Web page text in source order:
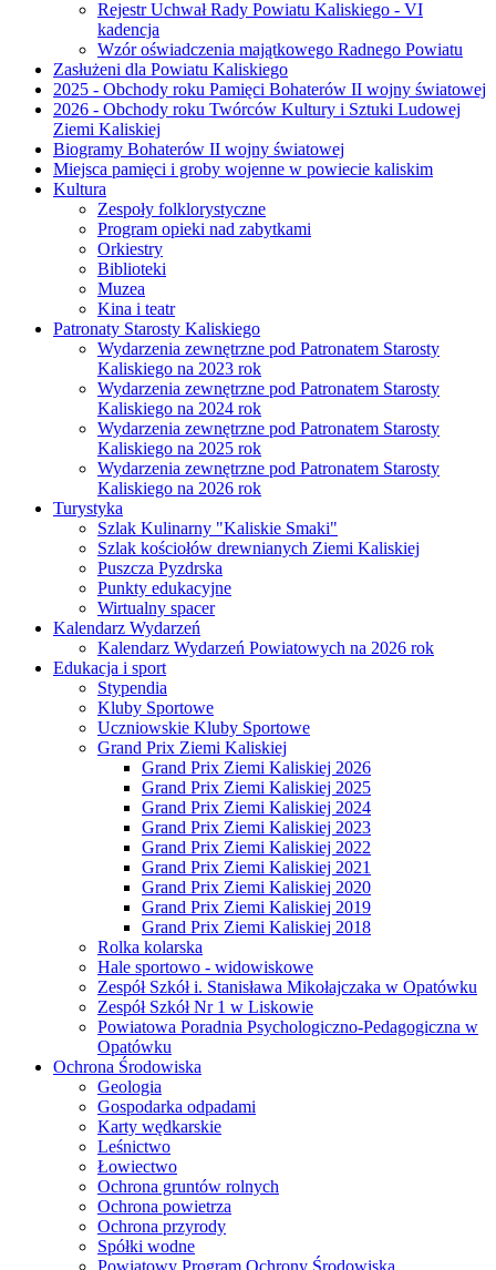
Rejestr Uchwał Rady Powiatu Kaliskiego - VI
kadencja
Wzór oświadczenia majątkowego Radnego Powiatu
Zasłużeni dla Powiatu Kaliskiego
2025 - Obchody roku Pamięci Bohaterów II wojny światowej
2026 - Obchody roku Twórców Kultury i Sztuki Ludowej
Ziemi Kaliskiej
Biogramy Bohaterów II wojny światowej
Miejsca pamięci i groby wojenne w powiecie kaliskim
Kultura
Zespoły folklorystyczne
Program opieki nad zabytkami
Orkiestry
Biblioteki
Muzea
Kina i teatr
Patronaty Starosty Kaliskiego
Wydarzenia zewnętrzne pod Patronatem Starosty
Kaliskiego na 2023 rok
Wydarzenia zewnętrzne pod Patronatem Starosty
Kaliskiego na 2024 rok
Wydarzenia zewnętrzne pod Patronatem Starosty
Kaliskiego na 2025 rok
Wydarzenia zewnętrzne pod Patronatem Starosty
Kaliskiego na 2026 rok
Turystyka
Szlak Kulinarny "Kaliskie Smaki"
Szlak kościołów drewnianych Ziemi Kaliskiej
Puszcza Pyzdrska
Punkty edukacyjne
Wirtualny spacer
Kalendarz Wydarzeń
Kalendarz Wydarzeń Powiatowych na 2026 rok
Edukacja i sport
Stypendia
Kluby Sportowe
Uczniowskie Kluby Sportowe
Grand Prix Ziemi Kaliskiej
Grand Prix Ziemi Kaliskiej 2026
Grand Prix Ziemi Kaliskiej 2025
Grand Prix Ziemi Kaliskiej 2024
Grand Prix Ziemi Kaliskiej 2023
Grand Prix Ziemi Kaliskiej 2022
Grand Prix Ziemi Kaliskiej 2021
Grand Prix Ziemi Kaliskiej 2020
Grand Prix Ziemi Kaliskiej 2019
Grand Prix Ziemi Kaliskiej 2018
Rolka kolarska
Hale sportowo - widowiskowe
Zespół Szkół i. Stanisława Mikołajczaka w Opatówku
Zespół Szkół Nr 1 w Liskowie
Powiatowa Poradnia Psychologiczno-Pedagogiczna w
Opatówku
Ochrona Środowiska
Geologia
Gospodarka odpadami
Karty wędkarskie
Leśnictwo
Łowiectwo
Ochrona gruntów rolnych
Ochrona powietrza
Ochrona przyrody
Spółki wodne
Powiatowy Program Ochrony Środowiska